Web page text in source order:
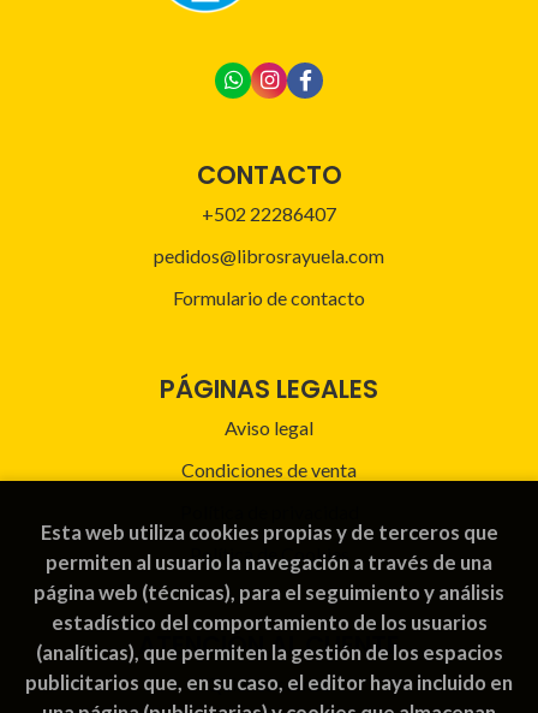
CONTACTO
+502 22286407
pedidos@librosrayuela.com
Formulario de contacto
PÁGINAS LEGALES
Aviso legal
Condiciones de venta
Política de Cookies
ATENCIÓN AL CLIENTE
Quiénes somos
Esta web utiliza cookies propias y de terceros que
permiten al usuario la navegación a través de una
página web (técnicas), para el seguimiento y análisis
estadístico del comportamiento de los usuarios
(analíticas), que permiten la gestión de los espacios
publicitarios que, en su caso, el editor haya incluido en